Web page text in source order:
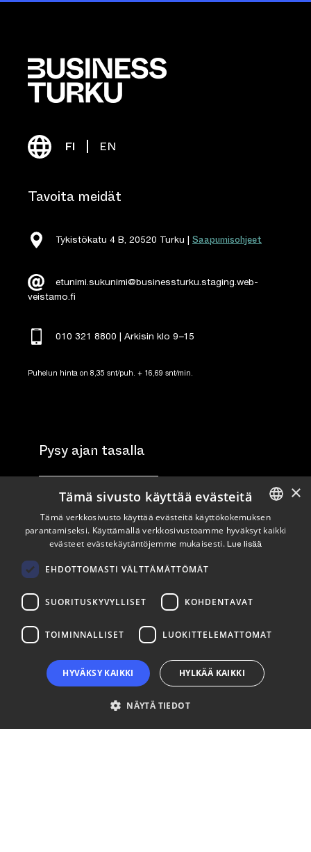
FI EN
Tavoita meidät
Tykistökatu 4 B, 20520 Turku | Saapumisohjeet
etunimi.sukunimi@businessturku.staging.web-
veistamo.fi
010 321 8800 | Arkisin klo 9–15
Puhelun hinta on 8,35 snt/puh. + 16,69 snt/min.
Pysy ajan tasalla
Tilaa uutiskirje
Seuraa meitä
LinkedIn Facebook Instagram
ENGLISH
×
Tämä sivusto käyttää evästeitä
Tämä verkkosivusto käyttää evästeitä käyttökokemuksen
parantamiseksi. Käyttämällä verkkosivustoamme hyväksyt kaikki
evästeet evästekäytäntöjemme mukaisesti.Lue lisää
EHDOTTOMASTI VÄLTTÄMÄTTÖMÄT
SUORITUSKYVYLLISET KOHDENTAVAT
TOIMINNALLISET LUOKITTELEMATTOMAT
HYVÄKSY KAIKKI HYLKÄÄ KAIKKI
NÄYTÄ TIEDOT